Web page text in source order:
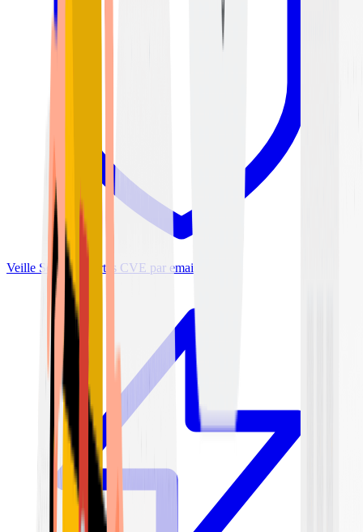
Veille Sécurité Alertes CVE par email